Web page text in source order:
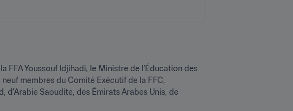
Youssouf Idjihadi, le Ministre de l’Éducation des
membres du Comité Exécutif de la FFC,
d’Arabie Saoudite, des Émirats Arabes Unis, de